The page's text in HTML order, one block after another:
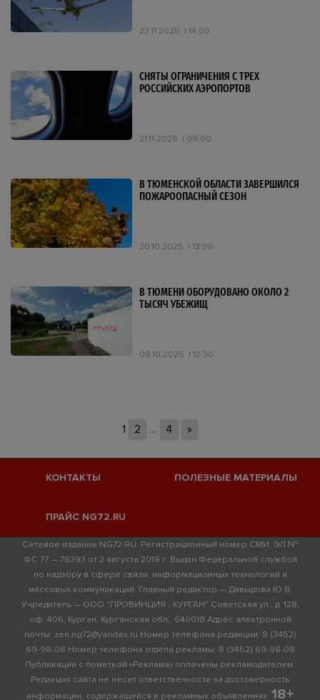
23.11.2025 14:00
СНЯТЫ ОГРАНИЧЕНИЯ С ТРЕХ
РОССИЙСКИХ АЭРОПОРТОВ
21.11.2025 09:00
В ТЮМЕНСКОЙ ОБЛАСТИ ЗАВЕРШИЛСЯ
ПОЖАРООПАСНЫЙ СЕЗОН
20.10.2025 13:00
В ТЮМЕНИ ОБОРУДОВАНО ОКОЛО 2
ТЫСЯЧ УБЕЖИЩ
08.10.2025 12:30
1 2 … 4 »
КОНТАКТЫ ПОЛЕЗНЫЕ МАТЕРИАЛЫ
ПРАЙС NG72.RU
Сетевое издание NG72.RU. Регистрационный номер СМИ: ЭЛ №
ФС 77 — 76393 от 2 августа 2019 г. Выдан Федеральной службой
по надзору в сфере связи, информационных технологий и
массовых коммуникаций. Главный редактор — Давыдова Ю.В.
Учредитель — ООО "ПРОВИНЦИЯ - КУРГАН" Советская ул., д. 128,
оф. 406, Курган, Курганская обл., 640018 Адрес электронной
почты: zen.ng72@yandex.ru Номер телефона редакции: 8 (3452)
69-98-08 Номер телефона отдела рекламы: 8 (3452) 69-98-08
Публикации с пометкой «Реклама» оплачены рекламодателем.
Редакция сайта не несет ответственности за достоверность
информации, содержащейся в рекламных объявлениях. 18+